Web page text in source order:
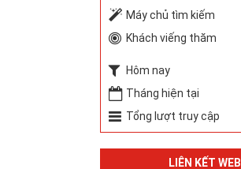
Máy chủ tìm kiếm
Khách viếng thăm
Hôm nay
Tháng hiện tại
Tổng lượt truy cập
LIÊN KẾT WEB